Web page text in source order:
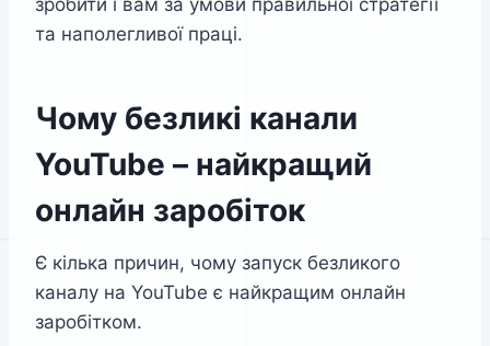
зробити і вам за умови правильної стратегії
та наполегливої праці.
Чому безликі канали
YouTube – найкращий
онлайн заробіток
Є кілька причин, чому запуск безликого
каналу на YouTube є найкращим онлайн
заробітком.